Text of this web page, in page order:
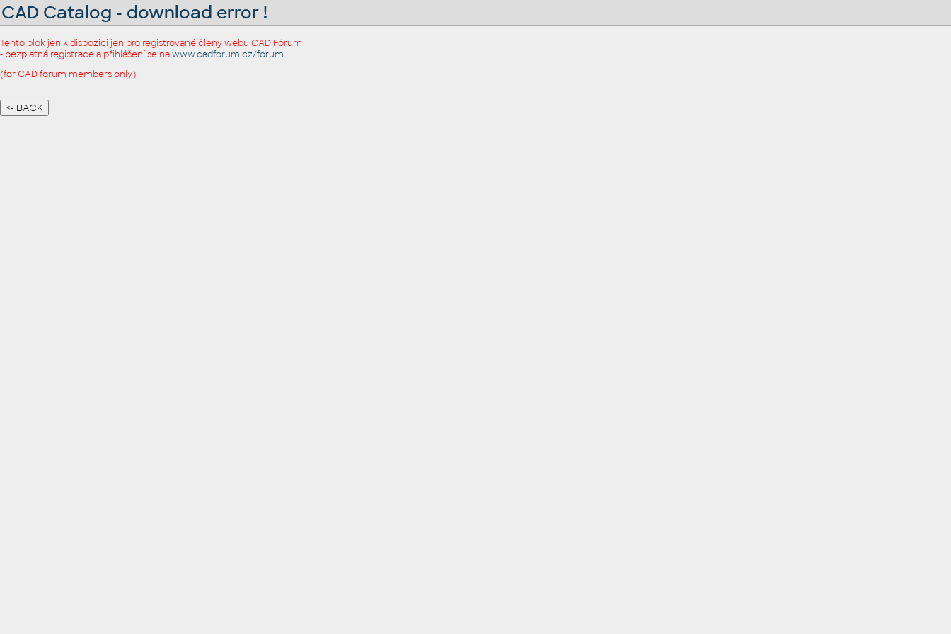
CAD Catalog - download error !
Tento blok jen k dispozici jen pro registrované členy webu CAD Fórum
- bezplatná registrace a přihlášení se nawww.cadforum.cz/forum !
(for CAD forum members only)